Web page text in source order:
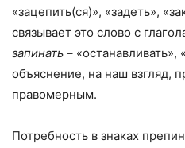
«зацепить(ся)», «задеть»,
связывает это слово с
запинать – «останавливать»,
объяснение, на наш взгляд,
правомерным.
Потребность в знаках